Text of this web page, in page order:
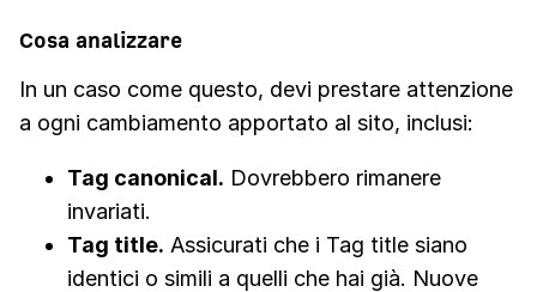
Cosa analizzare
In un caso come questo, devi prestare attenzione
a ogni cambiamento apportato al sito, inclusi:
Tag canonical. Dovrebbero rimanere
invariati.
Tag title. Assicurati che i Tag title siano
identici o simili a quelli che hai già. Nuove